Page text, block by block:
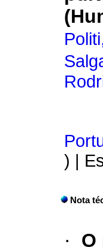
) |
Nota
· O